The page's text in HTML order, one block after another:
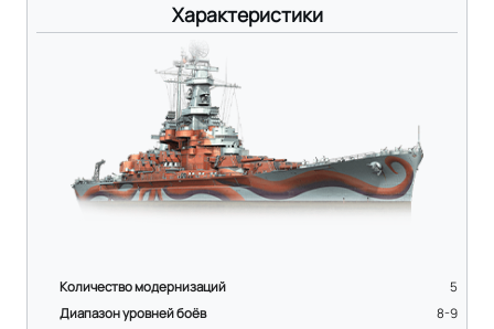
Характеристики
Количество модернизаций
5
Диапазон уровней боёв
8-9